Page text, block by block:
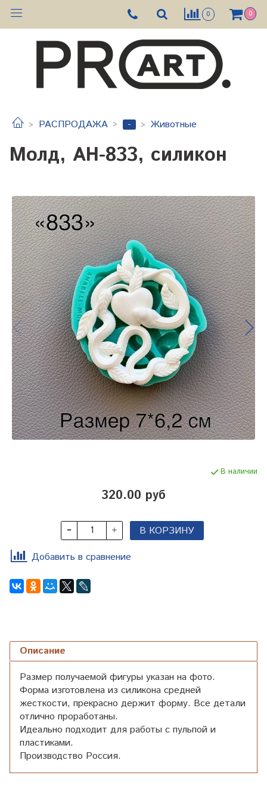
0 0
РАСПРОДАЖА - Животные
Молд, АН-833, силикон
В наличии
320.00 руб
В КОРЗИНУ
Добавить в сравнение
Описание
Размер получаемой фигуры указан на фото.
Форма изготовлена из силикона средней
жесткости, прекрасно держит форму. Все детали
отлично проработаны.
Идеально подходит для работы с пульпой и
пластиками.
Производство Россия.